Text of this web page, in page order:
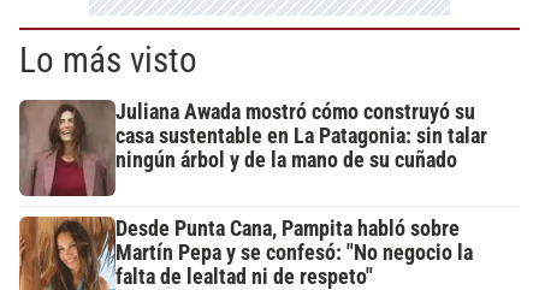
Lo más visto
Juliana Awada mostró cómo construyó su
casa sustentable en La Patagonia: sin talar
ningún árbol y de la mano de su cuñado
Desde Punta Cana, Pampita habló sobre
Martín Pepa y se confesó: "No negocio la
falta de lealtad ni de respeto"